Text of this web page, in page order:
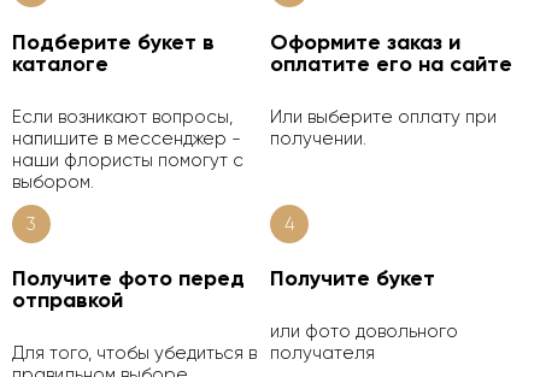
Подберите букет в
каталоге
Если возникают вопросы,
напишите в мессенджер -
наши флористы помогут с
выбором.
Оформите заказ и
оплатите его на сайте
Или выберите оплату при
получении.
3
Получите фото перед
отправкой
Для того, чтобы убедиться в
4
Получите букет
или фото довольного
получателя